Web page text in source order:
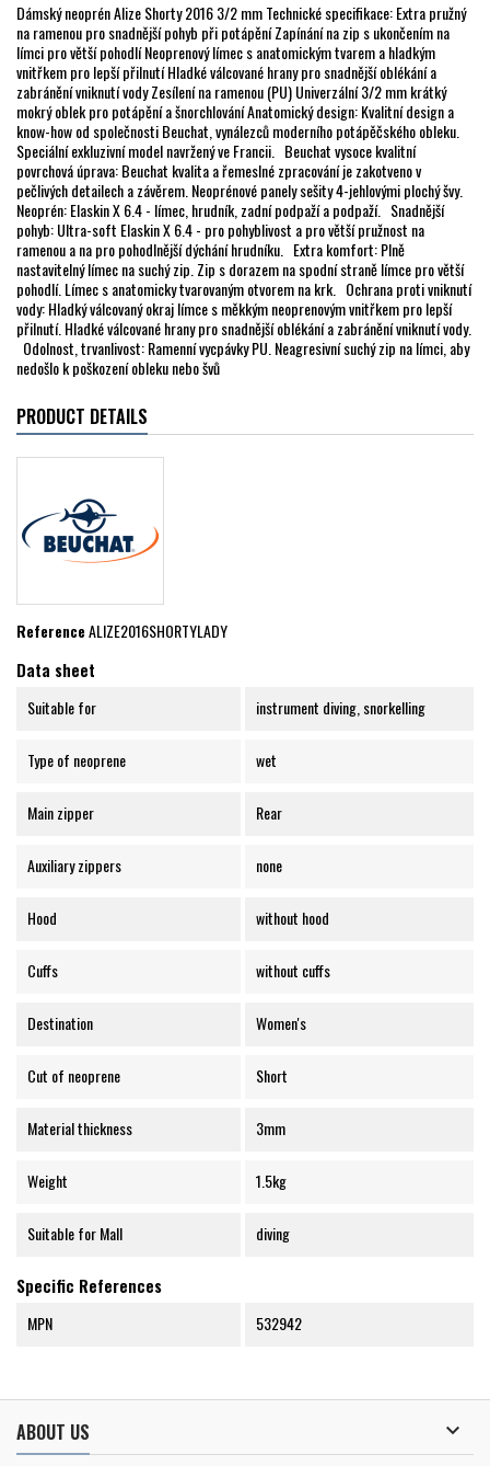
Dámský neoprén Alize Shorty 2016 3/2 mm Technické specifikace: Extra pružný
na ramenou pro snadnější pohyb při potápění Zapínání na zip s ukončením na
límci pro větší pohodlí Neoprenový límec s anatomickým tvarem a hladkým
vnitřkem pro lepší přilnutí Hladké válcované hrany pro snadnější oblékání a
zabránění vniknutí vody Zesílení na ramenou (PU) Univerzální 3/2 mm krátký
mokrý oblek pro potápění a šnorchlování Anatomický design: Kvalitní design a
know-how od společnosti Beuchat, vynálezců moderního potápěčského obleku.
Speciální exkluzivní model navržený ve Francii. Beuchat vysoce kvalitní
povrchová úprava: Beuchat kvalita a řemeslné zpracování je zakotveno v
pečlivých detailech a závěrem. Neoprénové panely sešity 4-jehlovými plochý švy.
Neoprén: Elaskin X 6.4 - límec, hrudník, zadní podpaží a podpaží. Snadnější
pohyb: Ultra-soft Elaskin X 6.4 - pro pohyblivost a pro větší pružnost na
ramenou a na pro pohodlnější dýchání hrudníku. Extra komfort: Plně
nastavitelný límec na suchý zip. Zip s dorazem na spodní straně límce pro větší
pohodlí. Límec s anatomicky tvarovaným otvorem na krk. Ochrana proti vniknutí
vody: Hladký válcovaný okraj límce s měkkým neoprenovým vnitřkem pro lepší
přilnutí. Hladké válcované hrany pro snadnější oblékání a zabránění vniknutí vody.
Odolnost, trvanlivost: Ramenní vycpávky PU. Neagresivní suchý zip na límci, aby
nedošlo k poškození obleku nebo švů
PRODUCT DETAILS
ReferenceALIZE2016SHORTYLADY
Data sheet
Suitable for instrument diving, snorkelling
Type of neoprene wet
Main zipper Rear
Auxiliary zippers none
Hood without hood
Cuffs without cuffs
Destination Women's
Cut of neoprene Short
Material thickness 3mm
Weight 1.5kg
Suitable for Mall diving
Specific References
MPN 532942
ABOUT US 